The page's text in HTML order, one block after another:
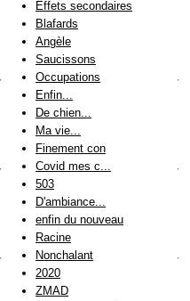
Effets secondaires
Blafards
Angèle
Saucissons
Occupations
Enfin...
De chien...
Ma vie...
Finement con
Covid mes c...
503
D'ambiance...
enfin du nouveau
Racine
Nonchalant
2020
ZMAD